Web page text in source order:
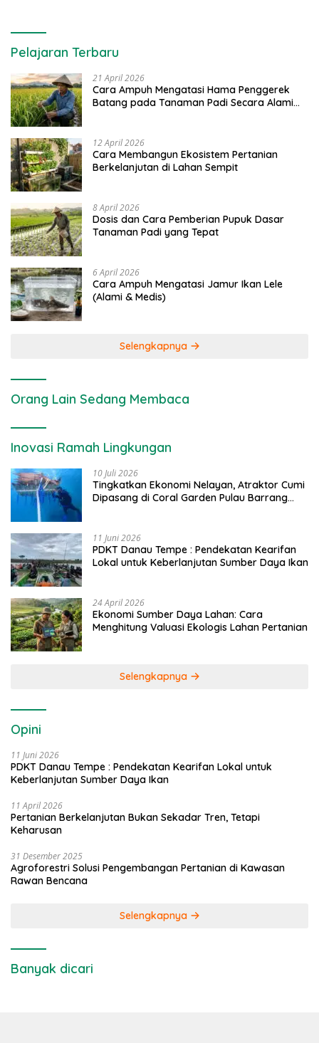
Pelajaran Terbaru
21 April 2026
Cara Ampuh Mengatasi Hama Penggerek
Batang pada Tanaman Padi Secara Alami
12 April 2026
Cara Membangun Ekosistem Pertanian
Berkelanjutan di Lahan Sempit
8 April 2026
Dosis dan Cara Pemberian Pupuk Dasar
Tanaman Padi yang Tepat
6 April 2026
Cara Ampuh Mengatasi Jamur Ikan Lele
(Alami & Medis)
Selengkapnya
Orang Lain Sedang Membaca
Inovasi Ramah Lingkungan
10 Juli 2026
Tingkatkan Ekonomi Nelayan, Atraktor Cumi
Dipasang di Coral Garden Pulau Barrang
11 Juni 2026
PDKT Danau Tempe : Pendekatan Kearifan
Lokal untuk Keberlanjutan Sumber Daya Ikan
24 April 2026
Ekonomi Sumber Daya Lahan: Cara
Menghitung Valuasi Ekologis Lahan Pertanian
Selengkapnya
Opini
11 Juni 2026
PDKT Danau Tempe : Pendekatan Kearifan Lokal untuk
Keberlanjutan Sumber Daya Ikan
11 April 2026
Pertanian Berkelanjutan Bukan Sekadar Tren, Tetapi
Keharusan
31 Desember 2025
Agroforestri Solusi Pengembangan Pertanian di Kawasan
Rawan Bencana
Selengkapnya
Banyak dicari